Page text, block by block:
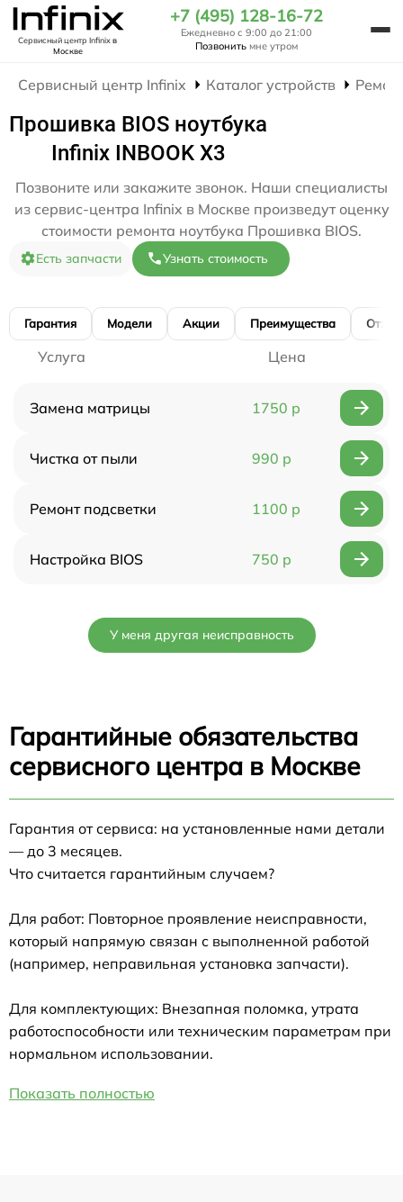
Сервисный центр Infinixв
Москве
+7 (495) 128-16-72
Ежедневно с 9:00 до 21:00
Позвонить мне утром
Сервисный центр Infinix Каталог устройств
Прошивка BIOS ноутбука
Infinix INBOOK X3
Позвоните или закажите звонок. Наши специалисты
из сервис-центра Infinix в Москве произведут оценку
стоимости ремонта ноутбука Прошивка BIOS.
Есть запчасти Узнать стоимость
Гарантия Модели Акции Преимущества
Услуга Цена
Замена матрицы 1750 р
Чистка от пыли 990 р
Ремонт подсветки 1100 р
Настройка BIOS 750 р
У меня другая неисправность
Гарантийные обязательства
сервисного центра в Москве
Гарантия от сервиса: на установленные нами детали
— до 3 месяцев.
Что считается гарантийным случаем?
Для работ: Повторное проявление неисправности,
который напрямую связан с выполненной работой
(например, неправильная установка запчасти).
Для комплектующих: Внезапная поломка, утрата
работоспособности или техническим параметрам при
нормальном использовании.
Показать полностью